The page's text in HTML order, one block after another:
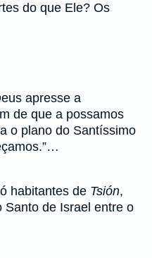
do que Ele? Os
apresse a
de que a possamos
o plano do Santíssimo
habitantes de Tsión,
Santo de Israel entre o